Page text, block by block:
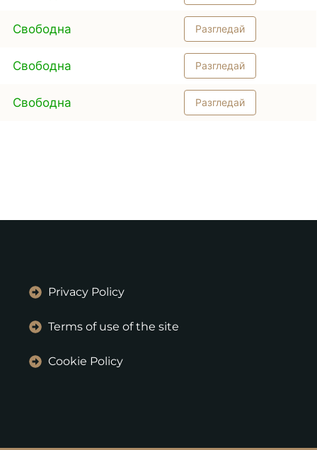
Свободна Разгледай
Свободна Разгледай
Свободна Разгледай
Privacy Policy
Terms of use of the site
Cookie Policy